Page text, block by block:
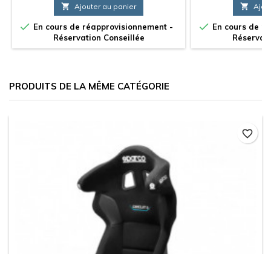
 Ajouter au panier
 En cours de réapprovisionnement -
Réservation Conseillée

 En cours de
PRODUITS DE LA MÊME CATÉGORIE
favorite_border